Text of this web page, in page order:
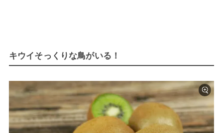
キウイそっくりな鳥がいる！